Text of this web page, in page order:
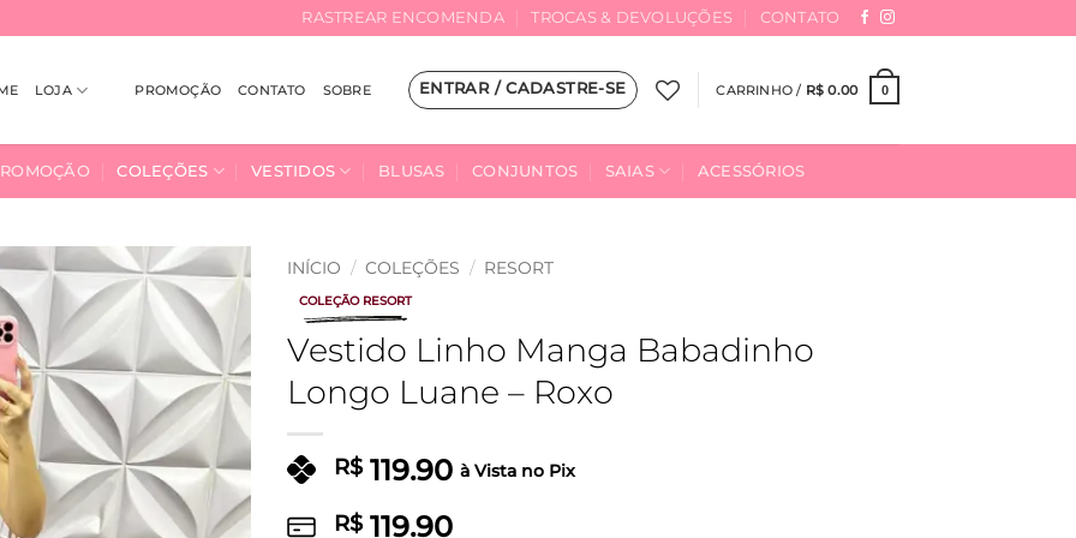
RASTREAR ENCOMENDA TROCAS & DEVOLUÇÕES CONTATO
LOJA PROMOÇÃO CONTATO SOBRE ENTRAR / CADASTRE-SE CARRINHO / R$ 0.00 0
COLEÇÕES VESTIDOS BLUSAS CONJUNTOS SAIAS ACESSÓRIOS
Adicionar
à Lista
INÍCIO / COLEÇÕES / RESORT
COLEÇÃO RESORT
Vestido Linho Manga Babadinho
Longo Luane – Roxo
R$119.90 à Vista no Pix
R$119.90